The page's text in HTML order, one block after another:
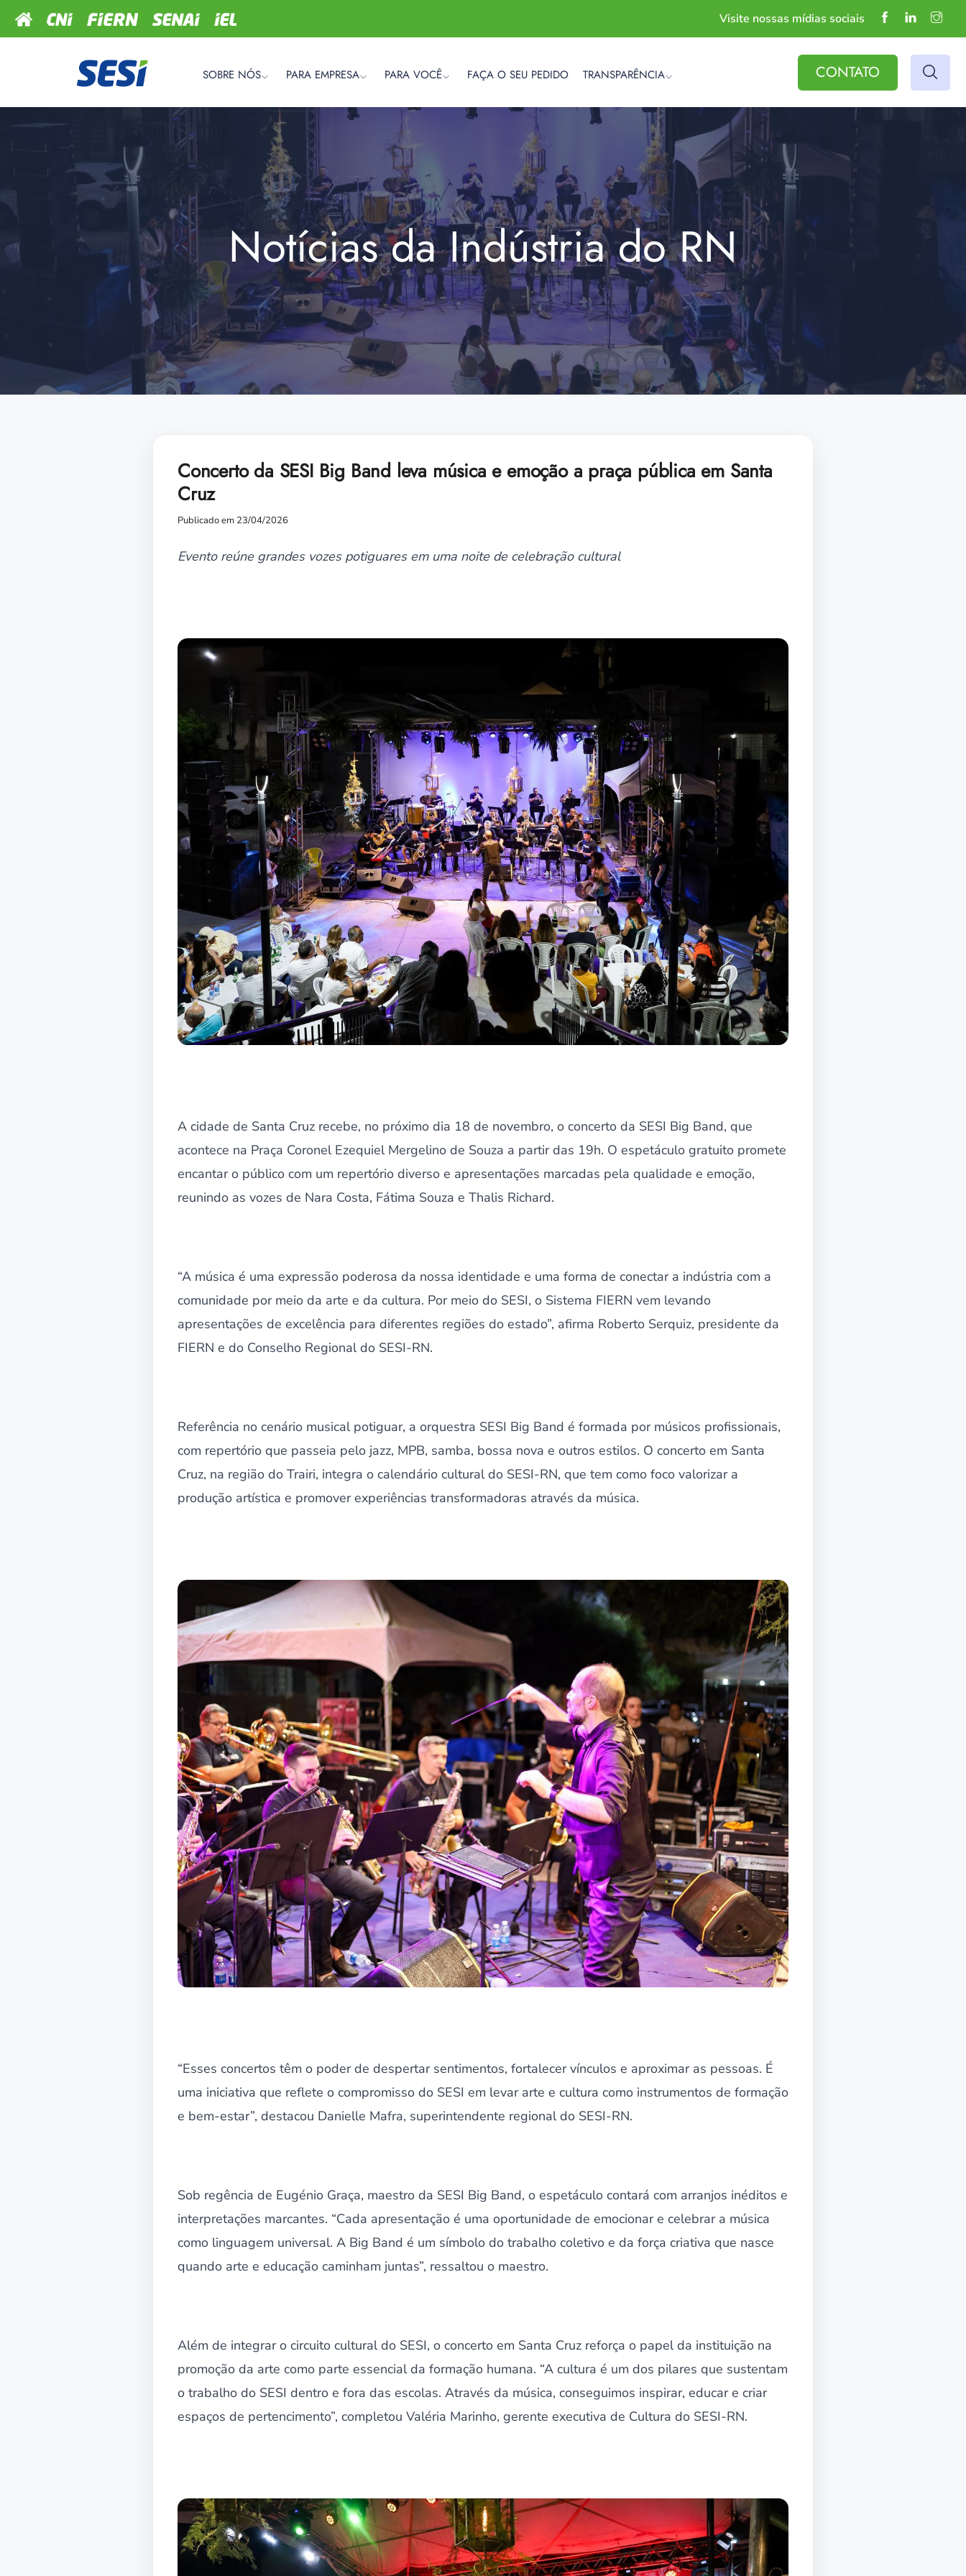
Visite nossas mídias sociais
SOBRE NÓS PARA EMPRESA PARA VOCÊ FAÇA O SEU PEDIDO TRANSPARÊNCIA CONTATO
Notícias da Indústria do RN
Concerto da SESI Big Band leva música e emoção a praça pública em Santa
Cruz
Publicado em 23/04/2026
Evento reúne grandes vozes potiguares em uma noite de celebração cultural
A cidade de Santa Cruz recebe, no próximo dia 18 de novembro, o concerto da SESI Big Band, que
acontece na Praça Coronel Ezequiel Mergelino de Souza a partir das 19h. O espetáculo gratuito promete
encantar o público com um repertório diverso e apresentações marcadas pela qualidade e emoção,
reunindo as vozes de Nara Costa, Fátima Souza e Thalis Richard.
“A música é uma expressão poderosa da nossa identidade e uma forma de conectar a indústria com a
comunidade por meio da arte e da cultura. Por meio do SESI, o Sistema FIERN vem levando
apresentações de excelência para diferentes regiões do estado”, afirma Roberto Serquiz, presidente da
FIERN e do Conselho Regional do SESI-RN.
Referência no cenário musical potiguar, a orquestra SESI Big Band é formada por músicos profissionais,
com repertório que passeia pelo jazz, MPB, samba, bossa nova e outros estilos. O concerto em Santa
Cruz, na região do Trairi, integra o calendário cultural do SESI-RN, que tem como foco valorizar a
produção artística e promover experiências transformadoras através da música.
“Esses concertos têm o poder de despertar sentimentos, fortalecer vínculos e aproximar as pessoas. É
uma iniciativa que reflete o compromisso do SESI em levar arte e cultura como instrumentos de formação
e bem-estar”, destacou Danielle Mafra, superintendente regional do SESI-RN.
Sob regência de Eugénio Graça, maestro da SESI Big Band, o espetáculo contará com arranjos inéditos e
interpretações marcantes. “Cada apresentação é uma oportunidade de emocionar e celebrar a música
como linguagem universal. A Big Band é um símbolo do trabalho coletivo e da força criativa que nasce
quando arte e educação caminham juntas”, ressaltou o maestro.
Além de integrar o circuito cultural do SESI, o concerto em Santa Cruz reforça o papel da instituição na
promoção da arte como parte essencial da formação humana. “A cultura é um dos pilares que sustentam
o trabalho do SESI dentro e fora das escolas. Através da música, conseguimos inspirar, educar e criar
espaços de pertencimento”, completou Valéria Marinho, gerente executiva de Cultura do SESI-RN.